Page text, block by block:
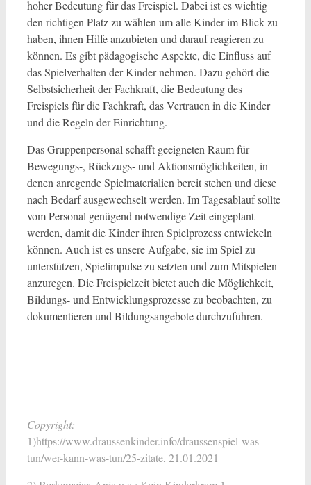
hoher Bedeutung für das Freispiel. Dabei ist es wichtig
den richtigen Platz zu wählen um alle Kinder im Blick zu
haben, ihnen Hilfe anzubieten und darauf reagieren zu
können. Es gibt pädagogische Aspekte, die Einfluss auf
das Spielverhalten der Kinder nehmen. Dazu gehört die
Selbstsicherheit der Fachkraft, die Bedeutung des
Freispiels für die Fachkraft, das Vertrauen in die Kinder
und die Regeln der Einrichtung.
Das Gruppenpersonal schafft geeigneten Raum für
Bewegungs-, Rückzugs- und Aktionsmöglichkeiten, in
denen anregende Spielmaterialien bereit stehen und diese
nach Bedarf ausgewechselt werden. Im Tagesablauf sollte
vom Personal genügend notwendige Zeit eingeplant
werden, damit die Kinder ihren Spielprozess entwickeln
können. Auch ist es unsere Aufgabe, sie im Spiel zu
unterstützen, Spielimpulse zu setzten und zum Mitspielen
anzuregen. Die Freispielzeit bietet auch die Möglichkeit,
Bildungs- und Entwicklungsprozesse zu beobachten, zu
dokumentieren und Bildungsangebote durchzuführen.
Copyright:
1)https://www.draussenkinder.info/draussenspiel-was-
tun/wer-kann-was-tun/25-zitate, 21.01.2021